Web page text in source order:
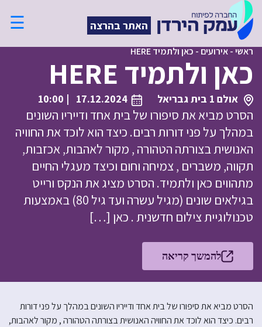
האתר בהרצה ☰
ראשי-אירועים - כאן ולתמיד HERE
כאן ולתמיד HERE
אולם 1 בית גבריאל 17.12.2024
| 10:00
הסרט מביא את סיפורו של בית אחד ודייריו השונים
במהלך על פני דורות רבים. כיצד הוא לוכד את החוויה
האנושית בצורתה הטהורה , מקור לאהבות, אכזבות,
תקווה, משברים , צמיחה וחום וכיצד מעגלי החיים
מתהווים כאן ולתמיד. הסרט מציג את הנקס ורייט
בגילאים שונים (מגיל עשרה ועד גיל 80) באמצעות
טכנולוגיית צילום חדשנית . כאן […]
להמשך קריאה
הסרט מביא את סיפורו של בית אחד ודייריו השונים במהלך על פני דורות
רבים. כיצד הוא לוכד את החוויה האנושית בצורתה הטהורה , מקור לאהבות,